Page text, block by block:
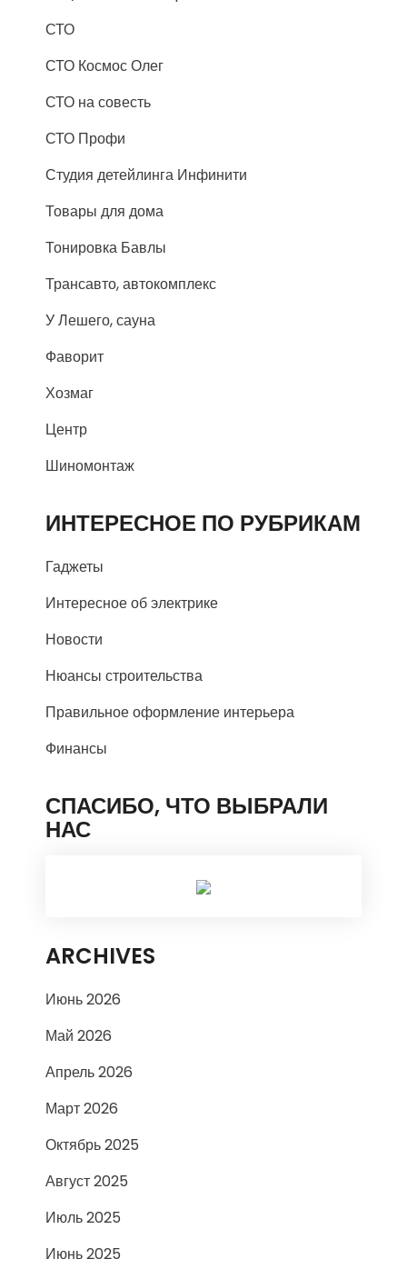
СТО
СТО Космос Олег
СТО на совесть
СТО Профи
Студия детейлинга Инфинити
Товары для дома
Тонировка Бавлы
Трансавто, автокомплекс
У Лешего, сауна
Фаворит
Хозмаг
Центр
Шиномонтаж
ИНТЕРЕСНОЕ ПО РУБРИКАМ
Гаджеты
Интересное об электрике
Новости
Нюансы строительства
Правильное оформление интерьера
Финансы
СПАСИБО, ЧТО ВЫБРАЛИ
НАС
ARCHIVES
Июнь 2026
Май 2026
Апрель 2026
Март 2026
Октябрь 2025
Август 2025
Июль 2025
Июнь 2025